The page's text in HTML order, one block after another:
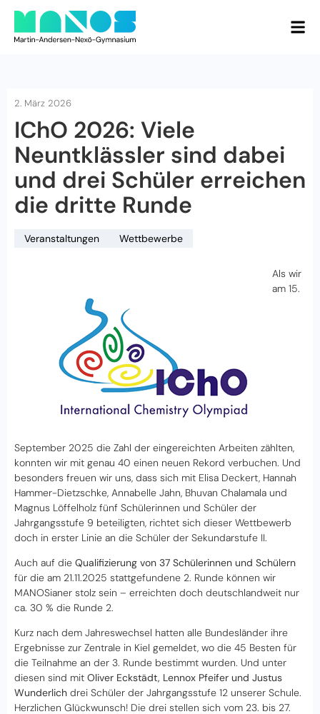
2. März 2026
IChO 2026: Viele
Neuntklässler sind dabei
und drei Schüler erreichen
die dritte Runde
Veranstaltungen Wettbewerbe
Als wir
am 15.
September 2025 die Zahl der eingereichten Arbeiten zählten,
konnten wir mit genau 40 einen neuen Rekord verbuchen. Und
besonders freuen wir uns, dass sich mit Elisa Deckert, Hannah
Hammer-Dietzschke, Annabelle Jahn, Bhuvan Chalamala und
Magnus Löffelholz fünf Schülerinnen und Schüler der
Jahrgangsstufe 9 beteiligten, richtet sich dieser Wettbewerb
doch in erster Linie an die Schüler der Sekundarstufe II.
Auch auf die Qualifizierung von 37 Schülerinnen und Schülern
für die am 21.11.2025 stattgefundene 2. Runde können wir
MANOSianer stolz sein – erreichten doch deutschlandweit nur
ca. 30 % die Runde 2.
Kurz nach dem Jahreswechsel hatten alle Bundesländer ihre
Ergebnisse zur Zentrale in Kiel gemeldet, wo die 45 Besten für
die Teilnahme an der 3. Runde bestimmt wurden. Und unter
diesen sind mit Oliver Eckstädt, Lennox Pfeifer und Justus
Wunderlich drei Schüler der Jahrgangsstufe 12 unserer Schule.
Herzlichen Glückwunsch! Die drei stellen sich vom 23. bis 27.